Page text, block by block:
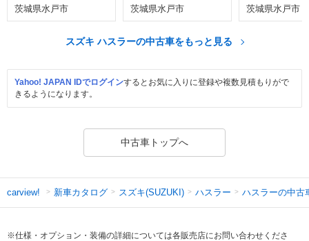
茨城県水戸市 茨城県水戸市 茨城県水戸市
スズキ ハスラーの中古車をもっと見る
Yahoo! JAPAN IDでログインするとお気に入りに登録や複数見積もりがで
きるようになります。
中古車トップへ
carview! 新車カタログ スズキ(SUZUKI) ハスラー ハスラーの中古
※仕様・オプション・装備の詳細については各販売店にお問い合わせくださ